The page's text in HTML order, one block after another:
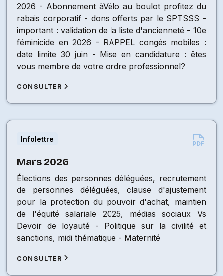
2026 - Abonnement àVélo au boulot profitez du
rabais corporatif - dons offerts par le SPTSSS -
important : validation de la liste d'ancienneté - 10e
féminicide en 2026 - RAPPEL congés mobiles :
date limite 30 juin - Mise en candidature : êtes
vous membre de votre ordre professionnel?
CONSULTER
Infolettre
Mars 2026
Élections des personnes déléguées, recrutement
de personnes déléguées, clause d'ajustement
pour la protection du pouvoir d'achat, maintien
de l'équité salariale 2025, médias sociaux Vs
Devoir de loyauté - Politique sur la civilité et
sanctions, midi thématique - Maternité
CONSULTER